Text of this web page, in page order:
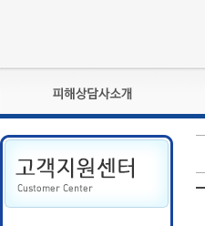
피해상담사란?
자격관리규정
상담사 자격증 확인
- 피해상담사 1급